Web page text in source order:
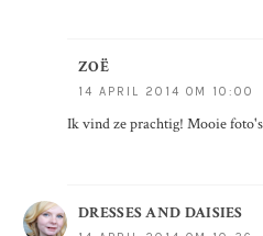
ZOË
14 APRIL 2014 OM 10:00
Ik vind ze prachtig! Mooie
DRESSES AND DAISIES